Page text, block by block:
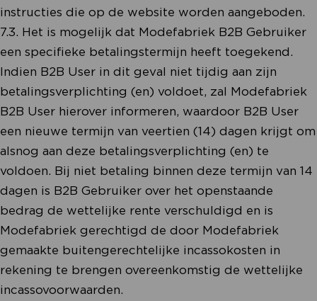
instructies die op de website worden aangeboden.
7.3. Het is mogelijk dat Modefabriek B2B Gebruiker
een specifieke betalingstermijn heeft toegekend.
Indien B2B User in dit geval niet tijdig aan zijn
betalingsverplichting (en) voldoet, zal Modefabriek
B2B User hierover informeren, waardoor B2B User
een nieuwe termijn van veertien (14) dagen krijgt om
alsnog aan deze betalingsverplichting (en) te
voldoen. Bij niet betaling binnen deze termijn van 14
dagen is B2B Gebruiker over het openstaande
bedrag de wettelijke rente verschuldigd en is
Modefabriek gerechtigd de door Modefabriek
gemaakte buitengerechtelijke incassokosten in
rekening te brengen overeenkomstig de wettelijke
incassovoorwaarden.